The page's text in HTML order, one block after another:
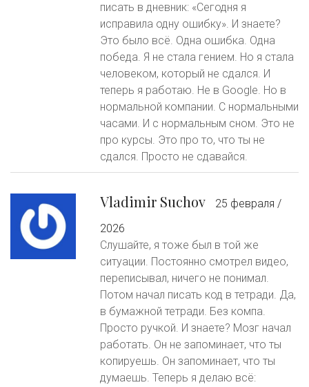
писать в дневник: «Сегодня я
исправила одну ошибку». И знаете?
Это было всё. Одна ошибка. Одна
победа. Я не стала гением. Но я стала
человеком, который не сдался. И
теперь я работаю. Не в Google. Но в
нормальной компании. С нормальными
часами. И с нормальным сном. Это не
про курсы. Это про то, что ты не
сдался. Просто не сдавайся.
Vladimir Suchov
25 февраля /
2026
Слушайте, я тоже был в той же
ситуации. Постоянно смотрел видео,
переписывал, ничего не понимал.
Потом начал писать код в тетради. Да,
в бумажной тетради. Без компа.
Просто ручкой. И знаете? Мозг начал
работать. Он не запоминает, что ты
копируешь. Он запоминает, что ты
думаешь. Теперь я делаю всё: